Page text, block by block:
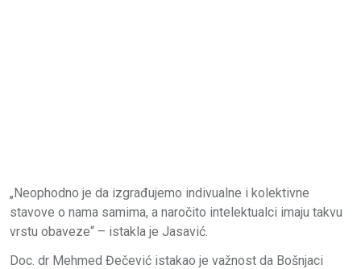
„Neophodno je da izgrađujemo indivualne i kolektivne
stavove o nama samima, a naročito intelektualci imaju takvu
vrstu obaveze“ – istakla je Jasavić.
Doc. dr Mehmed Đečević istakao je važnost da Bošnjaci